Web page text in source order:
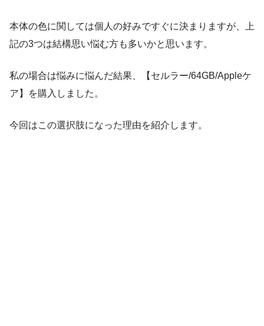
本体の色に関しては個人の好みですぐに決まりますが、上
記の3つは結構思い悩む方も多いかと思います。
私の場合は悩みに悩んだ結果、【セルラー/64GB/Appleケ
ア】を購入しました。
今回はこの選択肢になった理由を紹介します。